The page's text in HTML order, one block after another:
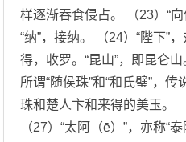
样逐渐吞食侵占。 （23）“向
“纳”，接纳。 （24）“陛下”
得，收罗。“昆山”，即昆仑
所谓“随侯珠”和“和氏璧”，
珠和楚人卞和来得的美玉。
（27）“太阿（ē）”，亦称“